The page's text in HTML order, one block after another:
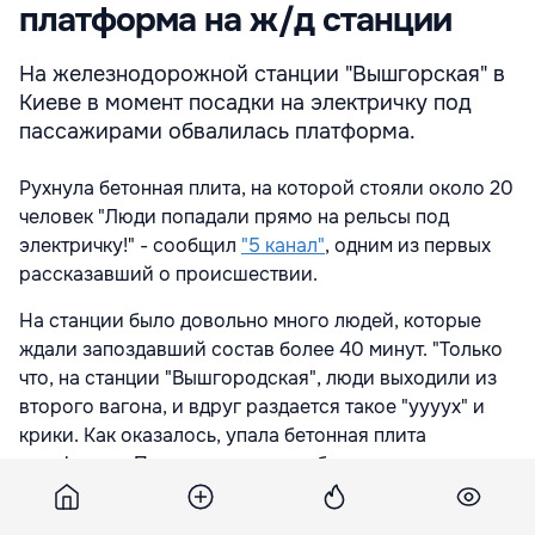
платформа на ж/д станции
На железнодорожной станции "Вышгорская" в
Киеве в момент посадки на электричку под
пассажирами обвалилась платформа.
Рухнула бетонная плита, на которой стояли около 20
человек "Люди попадали прямо на рельсы под
электричку!" - сообщил "5 канал", одним из первых
рассказавший о происшествии.
На станции было довольно много людей, которые
ждали запоздавший состав более 40 минут. "Только
что, на станции "Вышгородская", люди выходили из
второго вагона, и вдруг раздается такое "уууух" и
крики. Как оказалось, упала бетонная плита
платформы. При этом весьма забавно слышать
объявления машиниста: "Прискорюємо висадку та